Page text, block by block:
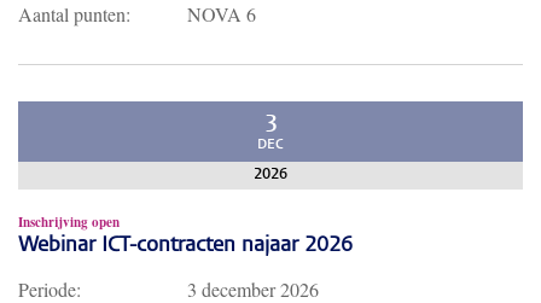
Aantal punten:
NOVA 6
3
DEC
2026
Inschrijving open
Webinar ICT-contracten najaar 2026
Periode: 3 december 2026